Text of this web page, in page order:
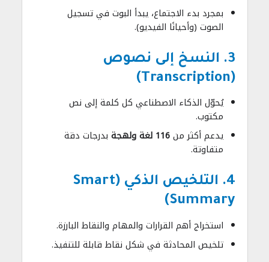
بمجرد بدء الاجتماع، يبدأ البوت في تسجيل
الصوت (وأحيانًا الفيديو).
3. النسخ إلى نصوص
(Transcription)
يُحوّل الذكاء الاصطناعي كل كلمة إلى نص
مكتوب.
يدعم أكثر من116 لغة ولهجة
بدرجات دقة
متفاوتة.
4. التلخيص الذكي (Smart
Summary)
استخراج أهم القرارات والمهام والنقاط البارزة.
تلخيص المحادثة في شكل نقاط قابلة للتنفيذ.